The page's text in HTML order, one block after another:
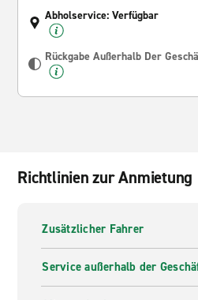
Abholservice: Verfügbar
Rückgabe Außerhalb Der
Richtlinien zur Anmietung
Zusätzlicher Fahrer
Service außerhalb der